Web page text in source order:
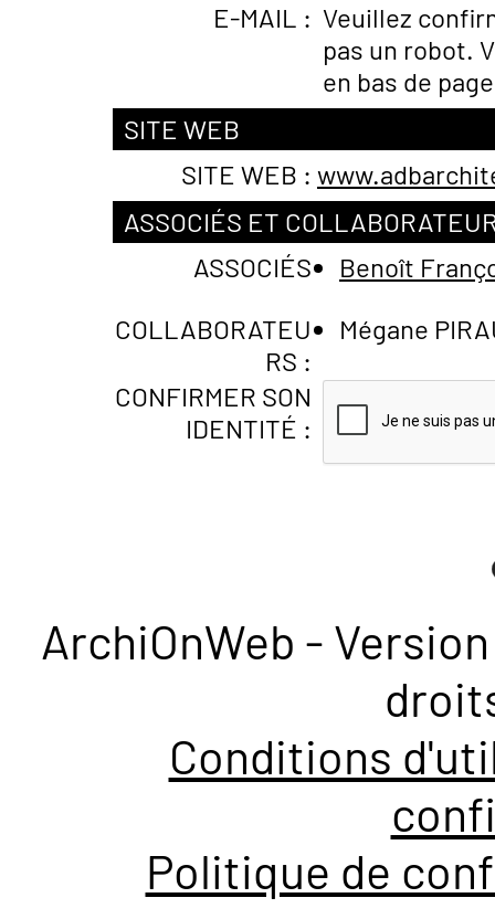
E-MAIL : Veuillez
pas un robot.
en bas de
SITE WEB
SITE WEB :
ASSOCIÉS ET
ASSOCIÉS
Benoît
COLLABORATEU
RS :
Mégane
CONFIRMER SON
IDENTITÉ :
ArchiOnWeb -
Conditions
Politique de